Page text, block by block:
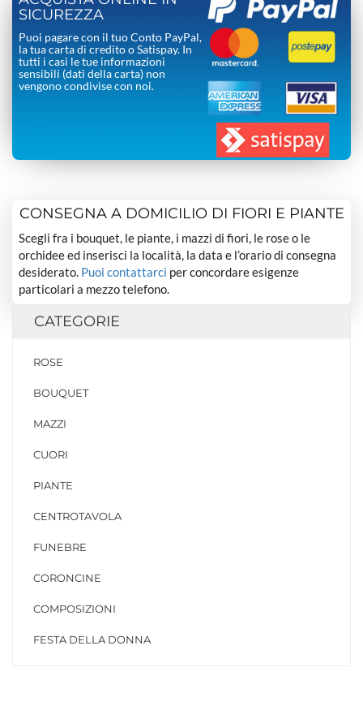
SICUREZZA
Puoi pagare con il tuo Conto PayPal,
la tua carta di credito o Satispay. In
tutti i casi le tue informazioni
sensibili (dati della carta) non
vengono condivise con noi.
CONSEGNA A DOMICILIO DI FIORI E PIANTE
Scegli fra i bouquet, le piante, i mazzi di fiori, le rose o le
orchidee ed inserisci la località, la data e l’orario di consegna
desiderato. Puoi contattarci per concordare esigenze
particolari a mezzo telefono.
CATEGORIE
ROSE
BOUQUET
MAZZI
CUORI
PIANTE
CENTROTAVOLA
FUNEBRE
CORONCINE
COMPOSIZIONI
FESTA DELLA DONNA